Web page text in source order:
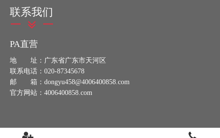
联系我们
PA直营
地 址：广东省广东市天河区
联系电话：020-87345678
邮 箱：dongyu458@4006400858.com
官方网站：4006400858.com